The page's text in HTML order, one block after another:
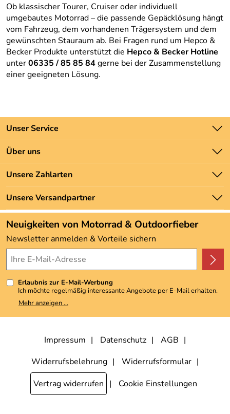
Ob klassischer Tourer, Cruiser oder individuell
umgebautes Motorrad – die passende Gepäcklösung hängt
vom Fahrzeug, dem vorhandenen Trägersystem und dem
gewünschten Stauraum ab. Bei Fragen rund um Hepco &
Becker Produkte unterstützt die Hepco & Becker Hotline
unter06335 / 85 85 84gerne bei der Zusammenstellung
einer geeigneten Lösung.
Unser Service
Kontakt
Batteriegesetz
Newsletter
Zahlung und Versand
Über uns
Unsere Bestseller
Marken
Neu
Angebote
Kundenbewertungen (3.492)
4,9/5*****
Unsere Zahlarten
Unsere Versandpartner
Neuigkeiten von Motorrad & Outdoorfieber
Newsletter anmelden & Vorteile sichern
Erlaubnis zur E-Mail-Werbung
Ich möchte regelmäßig interessante Angebote per E-Mail erhalten.
Meine E-Mail-Adresse wird nicht an andere Unternehmen
weitergegeben. Zu statistischen Zwecken wird in anonymer Form
kann ich jederzeit mit Wirkung für die Zukunft widerrufen, indem ich
den Link "Abmelden" am Ende des Newsletters anklicke. Die
Mehr anzeigen ...
Impressum Datenschutz
AGB
Widerrufsbelehrung
Widerrufsformular
Vertrag widerrufen
Cookie Einstellungen